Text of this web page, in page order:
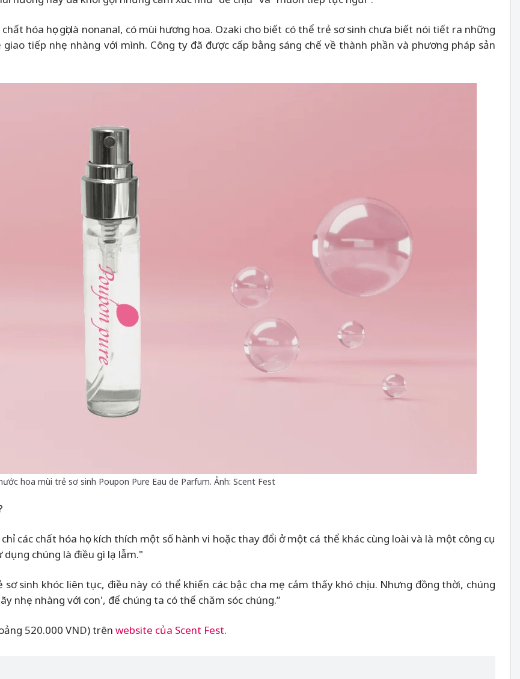
hóa học gọi là nonanal, có mùi hương hoa. Ozaki cho biết có thể trẻ sơ sinh chưa biết nói tiết ra những
tiếp nhẹ nhàng với mình. Công ty đã được cấp bằng sáng chế về thành phần và phương pháp sản
hoa mùi trẻ sơ sinh Poupon Pure Eau de Parfum. Ảnh: Scent Fest
các chất hóa học kích thích một số hành vi hoặc thay đổi ở một cá thể khác cùng loài và là một công cụ
chúng là điều gì lạ lẫm."
sinh khóc liên tục, điều này có thể khiến các bậc cha mẹ cảm thấy khó chịu. Nhưng đồng thời, chúng
nhẹ nhàng với con', để chúng ta có thể chăm sóc chúng.”
520.000 VND) trên website của Scent Fest.